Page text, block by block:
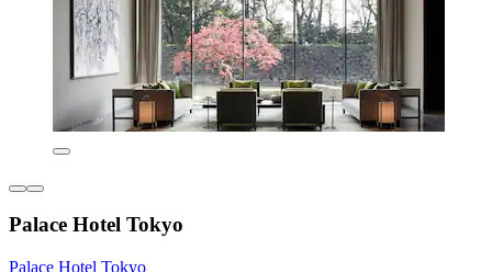
Palace Hotel Tokyo
Palace Hotel Tokyo